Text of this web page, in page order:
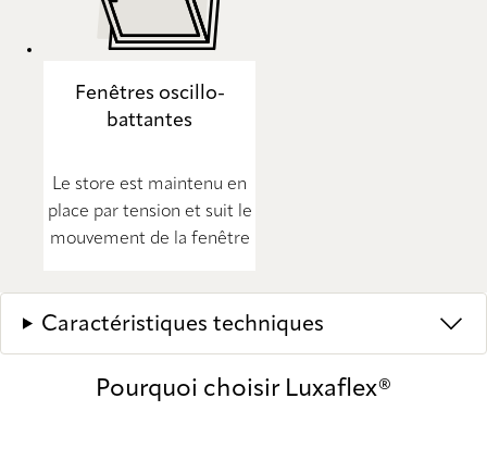
Fenêtres oscillo-
battantes
Le store est maintenu en
place par tension et suit le
mouvement de la fenêtre
Caractéristiques techniques
Pourquoi choisir Luxaflex®